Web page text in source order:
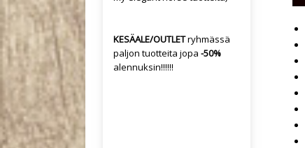
KESÄALE/OUTLETryhmässä
paljon tuotteita jopa -50%
alennuksin!!!!!!